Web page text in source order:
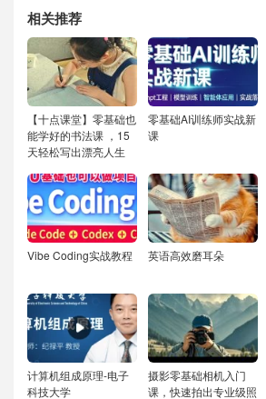
相关推荐
【十点课堂】零基础也
能学好的书法课 ，15
天轻松写出漂亮人生
零基础AI训练师实战新
课
Vibe Coding实战教程 英语高效磨耳朵
计算机组成原理-电子
科技大学
摄影零基础相机入门
课，快速拍出专业级照